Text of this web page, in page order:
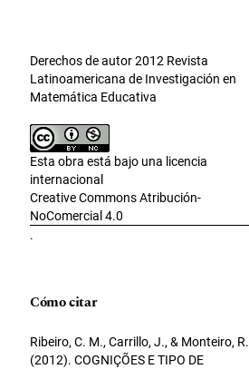
Derechos de autor 2012 Revista
Latinoamericana de Investigación en
Matemática Educativa
Esta obra está bajo una licencia
internacional
Creative Commons Atribución-
NoComercial 4.0
.
Cómo citar
Ribeiro, C. M., Carrillo, J., & Monteiro, R.
(2012). COGNIÇÕES E TIPO DE